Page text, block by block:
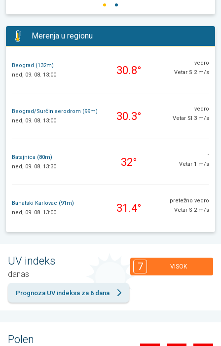
Merenja u regionu
Beograd (132m)
ned, 09. 08. 13:00
30.8°
vedro
Vetar S 2 m/s
Beograd/Surčin aerodrom (99m)
ned, 09. 08. 13:00
30.3°
vedro
Vetar SI 3 m/s
Batajnica (80m)
ned, 09. 08. 13:30
32°
-
Vetar 1 m/s
Banatski Karlovac (91m)
ned, 09. 08. 13:00
31.4°
pretežno vedro
Vetar S 2 m/s
UV indeks
danas
7 VISOK
Prognoza UV indeksa za 6 dana
Polen